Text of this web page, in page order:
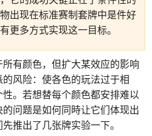
出现在标准赛制套牌中是件好
更多方式实现这一目标。
有颜色，但扩大某效应的影响
风险：使各色的玩法过于相
。若想替每个颜色都安排难以
问题是如何同時让它们体现出
推出了几张牌实验一下。